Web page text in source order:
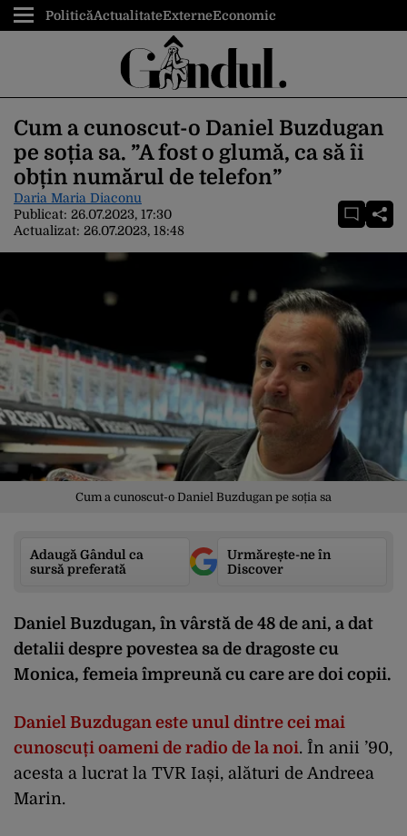
PoliticăActualitateExterneEconomic
Cum a cunoscut-o Daniel Buzdugan
pe soția sa. ”A fost o glumă, ca să îi
obțin numărul de telefon”
Daria Maria Diaconu
Publicat: 26.07.2023, 17:30
Actualizat: 26.07.2023, 18:48
Cum a cunoscut-o Daniel Buzdugan pe soția sa
Adaugă Gândul ca
sursă preferată
Urmărește-ne în
Discover
Daniel Buzdugan, în vârstă de 48 de ani, a dat
detalii despre povestea sa de dragoste cu
Monica, femeia împreună cu care are doi copii.
Daniel Buzdugan este unul dintre cei mai
cunoscuți oameni de radio de la noi. În anii ’90,
acesta a lucrat la TVR Iași, alături de Andreea
Marin.